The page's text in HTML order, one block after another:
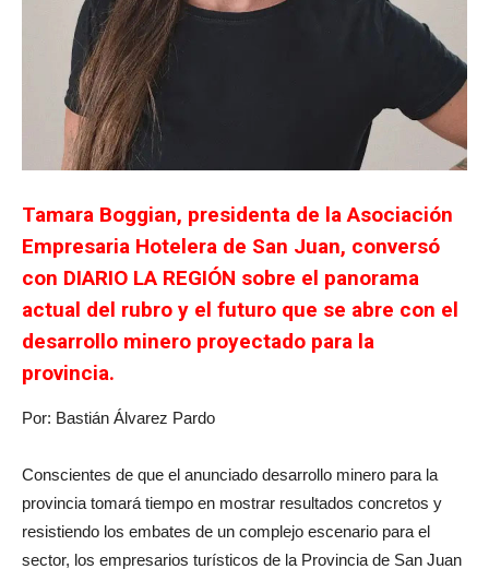
Tamara Boggian, presidenta de la Asociación
Empresaria Hotelera de San Juan, conversó
con DIARIO LA REGIÓN sobre el panorama
actual del rubro y el futuro que se abre con el
desarrollo minero proyectado para la
provincia.
Por: Bastián Álvarez Pardo
Conscientes de que el anunciado desarrollo minero para la
provincia tomará tiempo en mostrar resultados concretos y
resistiendo los embates de un complejo escenario para el
sector, los empresarios turísticos de la Provincia de San Juan